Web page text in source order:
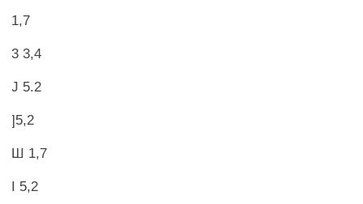
1,7
3 3,4
J 5.2
]5,2
Ш 1,7
I 5,2